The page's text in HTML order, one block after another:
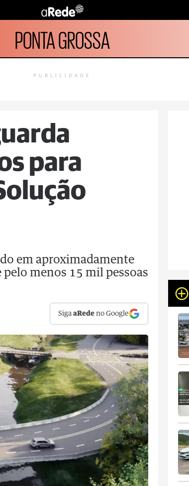
PONTA GROSSA
PUBLICIDADE
para
em aproximadamente
menos 15 mil pessoas
SigaaRede no Google